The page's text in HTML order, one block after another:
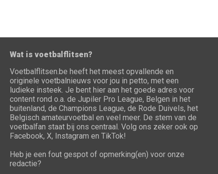
Wat is voetbalflitsen?
Voetbalflitsen.be heeft het meest opvallende en
originele voetbalnieuws voor jou in petto, met een
ludieke insteek. Je bent hier aan het goede adres voor
content rond o.a. de Jupiler Pro League, Belgen in het
buitenland, de Champions League, de Rode Duivels, het
Belgisch amateurvoetbal en veel meer. De stem van de
voetbalfan staat bij ons centraal. Volg ons zeker ook op
Facebook, X, Instagram en TikTok!
Heb je een fout gespot of opmerking(en) voor onze
redactie?